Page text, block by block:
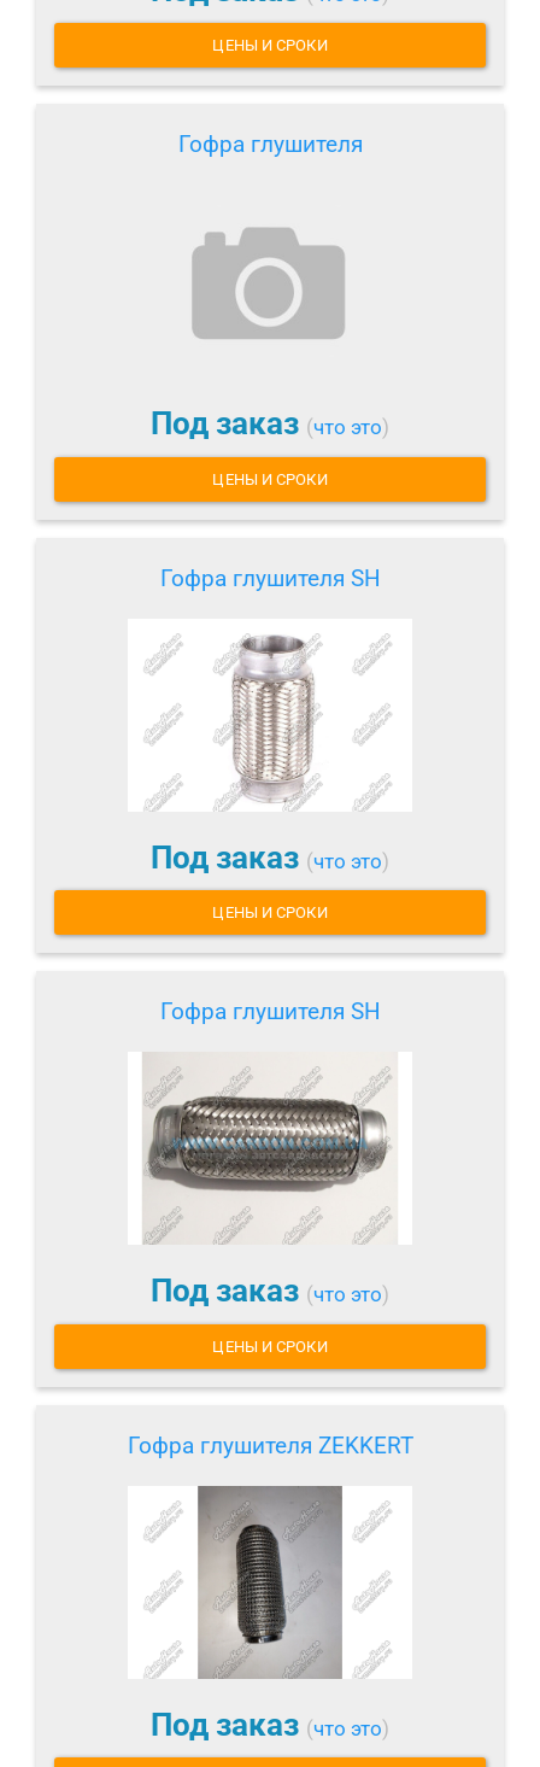
ЦЕНЫ И СРОКИ
Гофра глушителя
Под заказ (что это)
ЦЕНЫ И СРОКИ
Гофра глушителя SH
Под заказ (что это)
ЦЕНЫ И СРОКИ
Гофра глушителя SH
Под заказ (что это)
ЦЕНЫ И СРОКИ
Гофра глушителя ZEKKERT
Под заказ (что это)